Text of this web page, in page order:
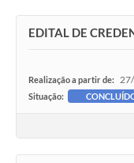
EDITAL DE
Realização a partir de:
Situação: